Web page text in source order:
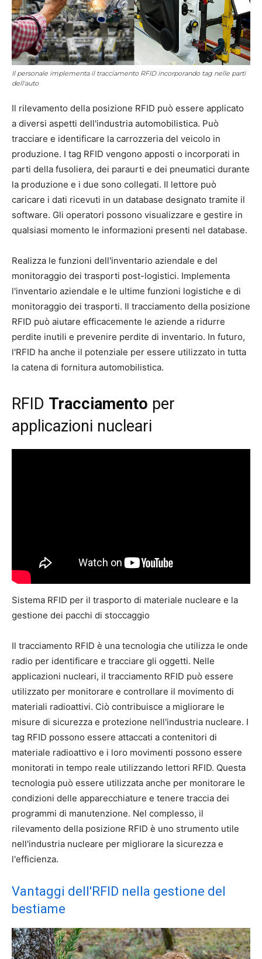
Il personale implementa il tracciamento RFID incorporando tag nelle parti
dell'auto
Il rilevamento della posizione RFID può essere applicato
a diversi aspetti dell'industria automobilistica. Può
tracciare e identificare la carrozzeria del veicolo in
produzione. I tag RFID vengono apposti o incorporati in
parti della fusoliera, dei paraurti e dei pneumatici durante
la produzione e i due sono collegati. Il lettore può
caricare i dati ricevuti in un database designato tramite il
software. Gli operatori possono visualizzare e gestire in
qualsiasi momento le informazioni presenti nel database.
Realizza le funzioni dell'inventario aziendale e del
monitoraggio dei trasporti post-logistici. Implementa
l'inventario aziendale e le ultime funzioni logistiche e di
monitoraggio dei trasporti. Il tracciamento della posizione
RFID può aiutare efficacemente le aziende a ridurre
perdite inutili e prevenire perdite di inventario. In futuro,
l'RFID ha anche il potenziale per essere utilizzato in tutta
la catena di fornitura automobilistica.
RFID Tracciamento per
applicazioni nucleari
Sistema RFID per il trasporto di materiale nucleare e la
gestione dei pacchi di stoccaggio
Il tracciamento RFID è una tecnologia che utilizza le onde
radio per identificare e tracciare gli oggetti. Nelle
applicazioni nucleari, il tracciamento RFID può essere
utilizzato per monitorare e controllare il movimento di
materiali radioattivi. Ciò contribuisce a migliorare le
misure di sicurezza e protezione nell'industria nucleare. I
tag RFID possono essere attaccati a contenitori di
materiale radioattivo e i loro movimenti possono essere
monitorati in tempo reale utilizzando lettori RFID. Questa
tecnologia può essere utilizzata anche per monitorare le
condizioni delle apparecchiature e tenere traccia dei
programmi di manutenzione. Nel complesso, il
rilevamento della posizione RFID è uno strumento utile
nell'industria nucleare per migliorare la sicurezza e
l'efficienza.
Vantaggi dell'RFID nella gestione del
bestiame